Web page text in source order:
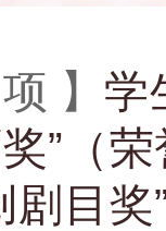
】 学
”（
剧目奖